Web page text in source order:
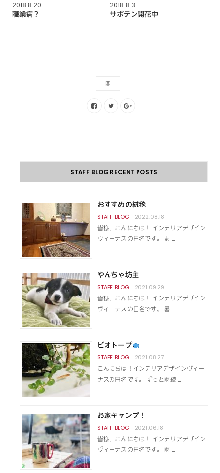
2018.8.20
職業病？
2018.8.3
サボテン開花中
関
STAFF BLOG RECENT POSTS
おすすめの絨毯
2022.08.18
皆様、こんにちは！ インテリアデザイン
ヴィーナスの日名です。 ま …
やんちゃ坊主
2021.09.29
皆様、こんにちは！ インテリアデザイン
ヴィーナスの日名です。 暑 …
ビオトープ
2021.08.27
こんにちは！インテリアデザインヴィー
ナスの日名です。 ずっと雨続 …
お家キャンプ！
2021.06.18
皆様、こんにちは！ インテリアデザイン
ヴィーナスの日名です。 雨 …